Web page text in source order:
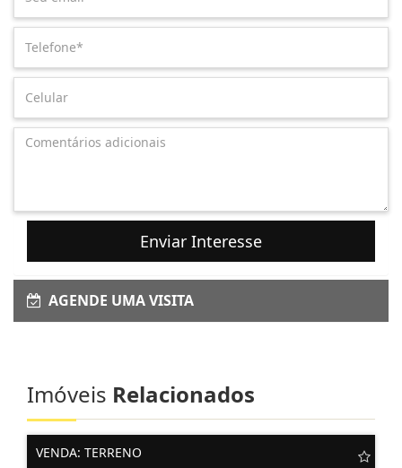
Enviar Interesse
AGENDE UMA VISITA
Imóveis Relacionados
VENDA: TERRENO